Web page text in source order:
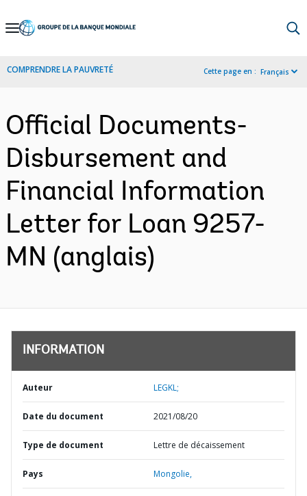
Skip
Navigation
COMPRENDRE LA PAUVRETÉ Cette page en : Français
Official Documents-
Disbursement and
Financial Information
Letter for Loan 9257-
MN (anglais)
INFORMATION
Auteur LEGKL;
Date du document 2021/08/20
Type de document Lettre de décaissement
Pays Mongolie,